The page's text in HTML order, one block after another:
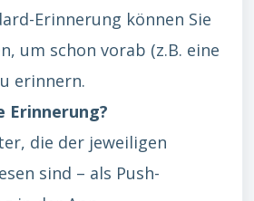
Erinnerung können Sie
um schon vorab (z.B. eine
erinnern.
Erinnerung?
die der jeweiligen
sind – als Push-